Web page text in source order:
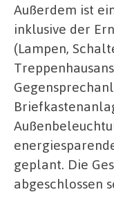
Außerdem ist
inklusive der
(Lampen,
geplant. Die
abgeschlossen